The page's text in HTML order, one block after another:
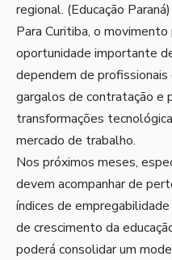
regional. (Educação Paraná)
Para Curitiba, o
oportunidade importante
dependem de
gargalos de contratação e
transformações
mercado de trabalho.
Nos próximos meses,
devem acompanhar de
índices de
de crescimento da
poderá consolidar um